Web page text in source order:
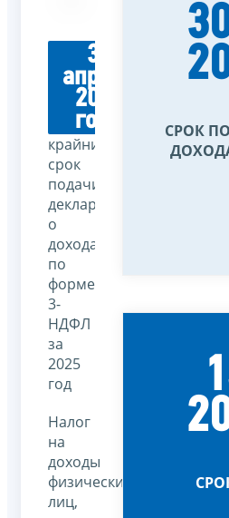
30
апреля
2026
года
крайний
срок
подачи
декларации
о
доходах
по
форме
3-
НДФЛ
за
2025
год
Налог
на
доходы
физических
лиц,
СРОК